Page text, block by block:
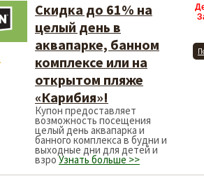
Скидка до 61% на
целый день в
аквапарке, банном
комплексе или на
открытом пляже
«Карибия»!
Купон предоставляет
возможность посещения
целый день аквапарка и
банного комплекса в будни и
выходные дни для детей и
взроУзнать больше >>